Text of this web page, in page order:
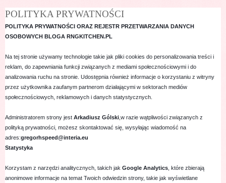
POLITYKA PRYWATNOŚCI
POLITYKA PRYWATNOŚCI ORAZ REJESTR PRZETWARZANIA DANYCH
OSOBOWYCH BLOGA RNGKITCHEN.PL
Na tej stronie używamy technologie takie jak pliki cookies do personalizowania treści i
reklam, do zapewniania funkcji związanych z mediami społecznościowymi i do
analizowania ruchu na stronie. Udostępnia również informacje o korzystaniu z witryny
przez użytkownika zaufanym partnerom działającymi w sektorach mediów
społecznościowych, reklamowych i danych statystycznych.
Administratorem strony jest Arkadiusz Gólski ,w razie wątpliwości związanych z
polityką prywatności, możesz skontaktować się, wysyłając wiadomość na
adres:gregorhspeed@interia.eu
Statystyka
Korzystam z narzędzi analitycznych, takich jak Google Analytics , które zbierają
anonimowe informacje na temat Twoich odwiedzin strony, takie jak wyświetlane